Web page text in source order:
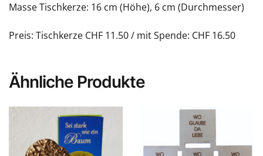
Masse Tischkerze: 16 cm (Höhe), 6 cm (Durchmesser)
Preis: Tischkerze CHF 11.50 / mit Spende: CHF 16.50
Ähnliche Produkte